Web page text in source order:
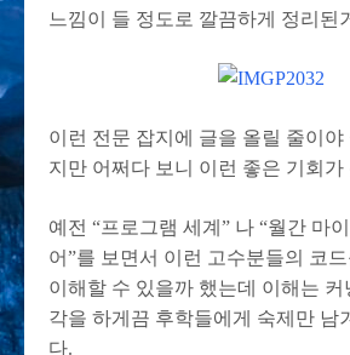
느낌이 들 정도로 깔끔하게 정리된
이런 전문 잡지에 글을 올릴 줄이야
지만 어쩌다 보니 이런 좋은 기회가
예전 “프로그램 세계” 나 “월간 마
어”를 보면서 이런 고수분들의 코
이해할 수 있을까 했는데 이해는 커
각을 하게끔 후학들에게 숙제만 남
다.